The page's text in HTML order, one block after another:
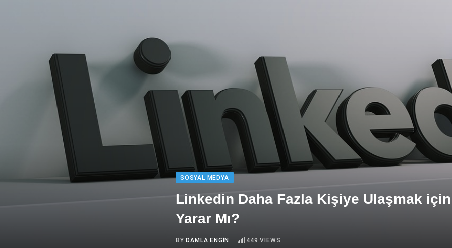
SOSYAL MEDYA
Linkedin Daha Fazla Kişiye Ulaşmak
Yarar Mı?
BY DAMLA ENGIN 449 VIEWS